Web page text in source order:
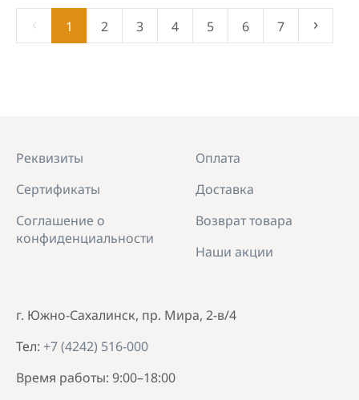
‹ 1 2 3 4 5 6 7 ›
г. Южно-Сахалинск, пр. Мира, 2-в/4
Тел: +7 (4242) 516-000
Время работы: 9:00–18:00
Реквизиты
Сертификаты
Соглашение о
конфиденциальности
Оплата
Доставка
Возврат товара
Наши акции